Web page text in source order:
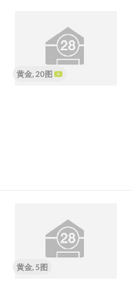
黄金, 20图
黄金, 5图